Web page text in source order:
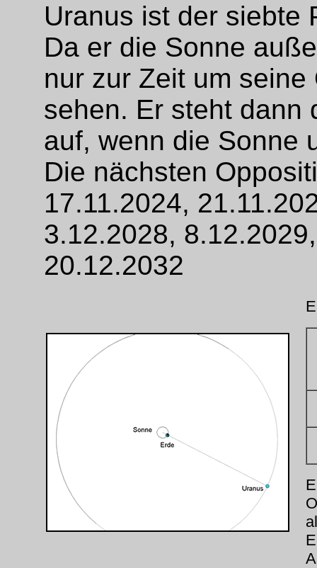
Uranus ist der siebte
Da er die Sonne
nur zur Zeit um
sehen. Er steht dann
auf, wenn die Sonne
Die nächsten
17.11.2024,
3.12.2028,
20.12.2032